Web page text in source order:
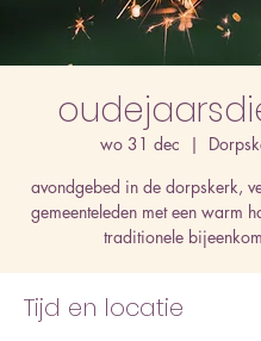
wo 31 dec
  |
avondgebed in de dorpskerk,
gemeenteleden met een warm
traditionele
Tijd en locatie